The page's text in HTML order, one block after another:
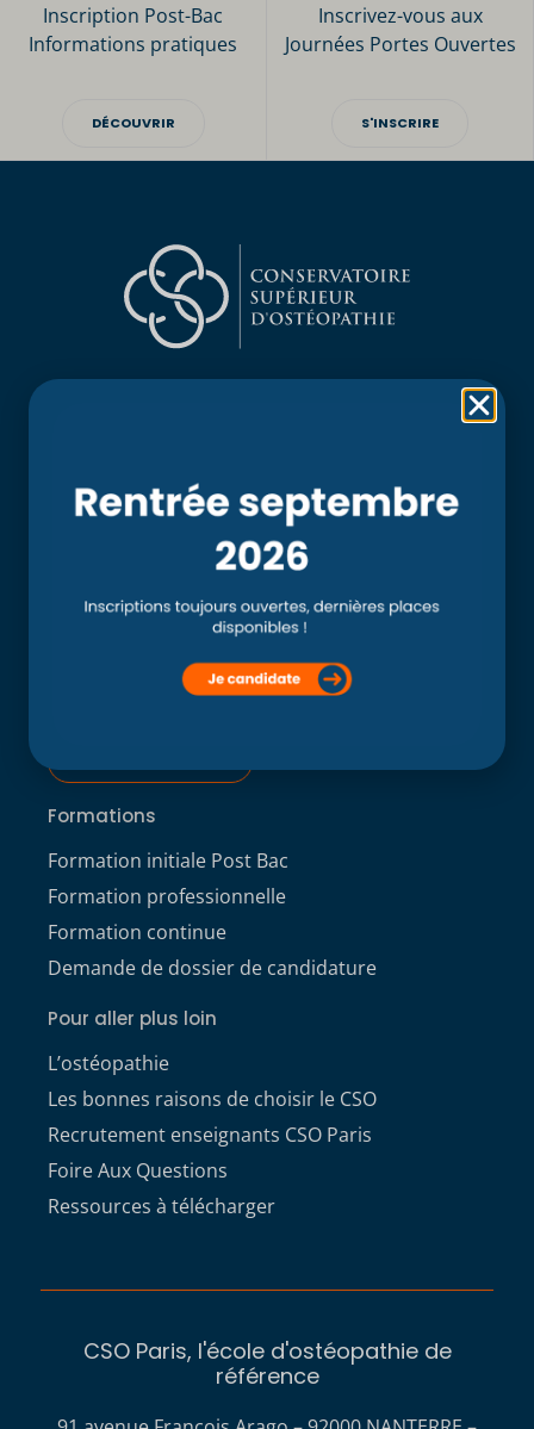
Inscription Post-Bac
Informations pratiques
DÉCOUVRIR
Inscrivez-vous aux
Journées Portes Ouvertes
S'INSCRIRE
Accueil
Clinique externe
Clinique ostéopathique interne du CSO Paris
Service aux étudiants
Formations
Formation initiale Post Bac
Formation professionnelle
Formation continue
Demande de dossier de candidature
Pour aller plus loin
L’ostéopathie
Les bonnes raisons de choisir le CSO
Recrutement enseignants CSO Paris
Foire Aux Questions
Ressources à télécharger
CSO Paris, l'école d'ostéopathie de
référence